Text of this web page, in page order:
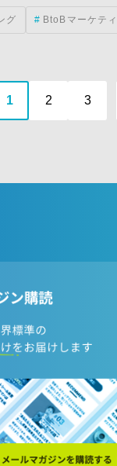
グ BtoBマーケテ
1 2 3